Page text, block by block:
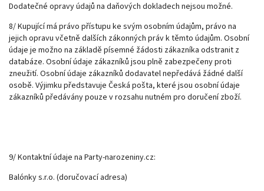
Dodatečné opravy údajů na daňových dokladech nejsou možné.
8/ Kupující má právo přístupu ke svým osobním údajům, právo na
jejich opravu včetně dalších zákonných práv k těmto údajům. Osobní
údaje je možno na základě písemné žádosti zákazníka odstranit z
databáze. Osobní údaje zákazníků jsou plně zabezpečeny proti
zneužití. Osobní údaje zákazníků dodavatel nepředává žádné další
osobě. Výjimku představuje Česká pošta, které jsou osobní údaje
zákazníků předávány pouze v rozsahu nutném pro doručení zboží.
9/ Kontaktní údaje na Party-narozeniny.cz:
Balónky s.r.o. (doručovací adresa)